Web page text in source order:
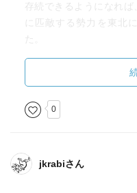
存続できるようになれば
に匹敵する勢力を東北
た。
強くなるということは
るか飲み込まれるかの
氏が朝廷と和議を持つ
が、清原を味方に引き
ｐ32 内部分裂
0
jkrabiさん